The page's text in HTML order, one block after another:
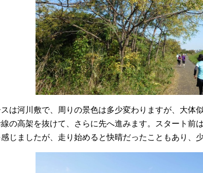
スは河川敷で、周りの景色は多少変わりますが、大体
の高架を抜けて、さらに先へ進みます。スタート前
感じましたが、走り始めると快晴だったこともあり、